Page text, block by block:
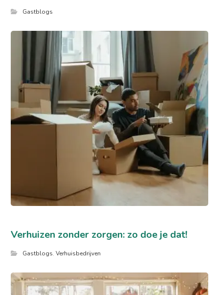
Gastblogs
Verhuizen zonder zorgen: zo doe je dat!
Gastblogs,Verhuisbedrijven